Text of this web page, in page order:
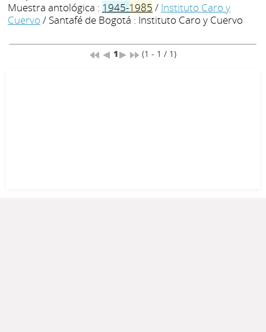
Muestra antológica : 1945-1985 / Instituto Caro y
Cuervo / Santafé de Bogotá : Instituto Caro y Cuervo
1 (1 - 1 / 1)